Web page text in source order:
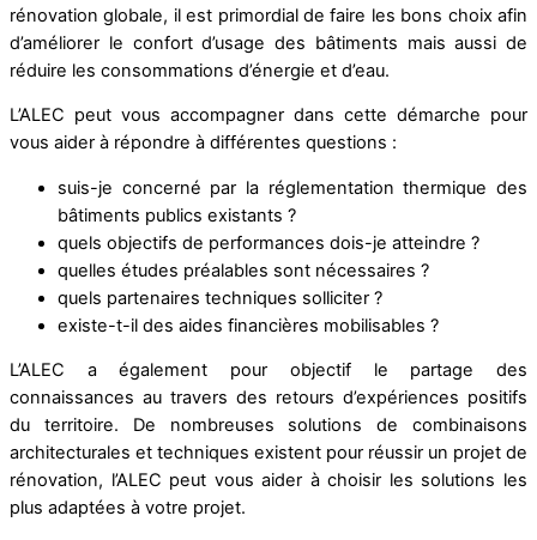
rénovation globale, il est primordial de faire les bons choix afin
d’améliorer le confort d’usage des bâtiments mais aussi de
réduire les consommations d’énergie et d’eau.
L’ALEC peut vous accompagner dans cette démarche pour
vous aider à répondre à différentes questions :
suis-je concerné par la réglementation thermique des
bâtiments publics existants ?
quels objectifs de performances dois-je atteindre ?
quelles études préalables sont nécessaires ?
quels partenaires techniques solliciter ?
existe-t-il des aides financières mobilisables ?
L’ALEC a également pour objectif le partage des
connaissances au travers des retours d’expériences positifs
du territoire. De nombreuses solutions de combinaisons
architecturales et techniques existent pour réussir un projet de
rénovation, l’ALEC peut vous aider à choisir les solutions les
plus adaptées à votre projet.